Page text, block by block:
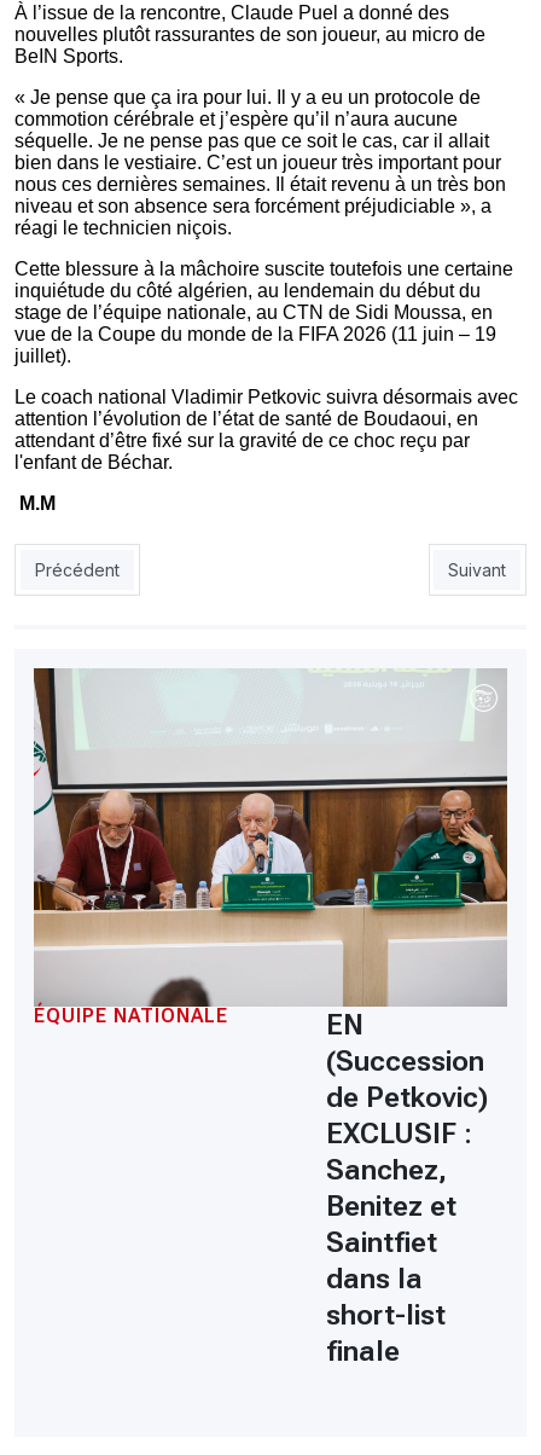
À l’issue de la rencontre, Claude Puel a donné des
nouvelles plutôt rassurantes de son joueur, au micro de
BeIN Sports.
« Je pense que ça ira pour lui. Il y a eu un protocole de
commotion cérébrale et j’espère qu’il n’aura aucune
séquelle. Je ne pense pas que ce soit le cas, car il allait
bien dans le vestiaire. C’est un joueur très important pour
nous ces dernières semaines. Il était revenu à un très bon
niveau et son absence sera forcément préjudiciable », a
réagi le technicien niçois.
Cette blessure à la mâchoire suscite toutefois une certaine
inquiétude du côté algérien, au lendemain du début du
stage de l’équipe nationale, au CTN de Sidi Moussa, en
vue de la Coupe du monde de la FIFA 2026 (11 juin – 19
juillet).
Le coach national Vladimir Petkovic suivra désormais avec
attention l’évolution de l’état de santé de Boudaoui, en
attendant d’être fixé sur la gravité de ce choc reçu par
l'enfant de Béchar.
M.M
Article précédent : Coupe du monde 2026 : les Verts relancent
Précédent Article
Suivant
ÉQUIPE NATIONALE
EN
(Succession
de Petkovic)
EXCLUSIF :
Sanchez,
Benitez et
Saintfiet
dans la
short-list
finale